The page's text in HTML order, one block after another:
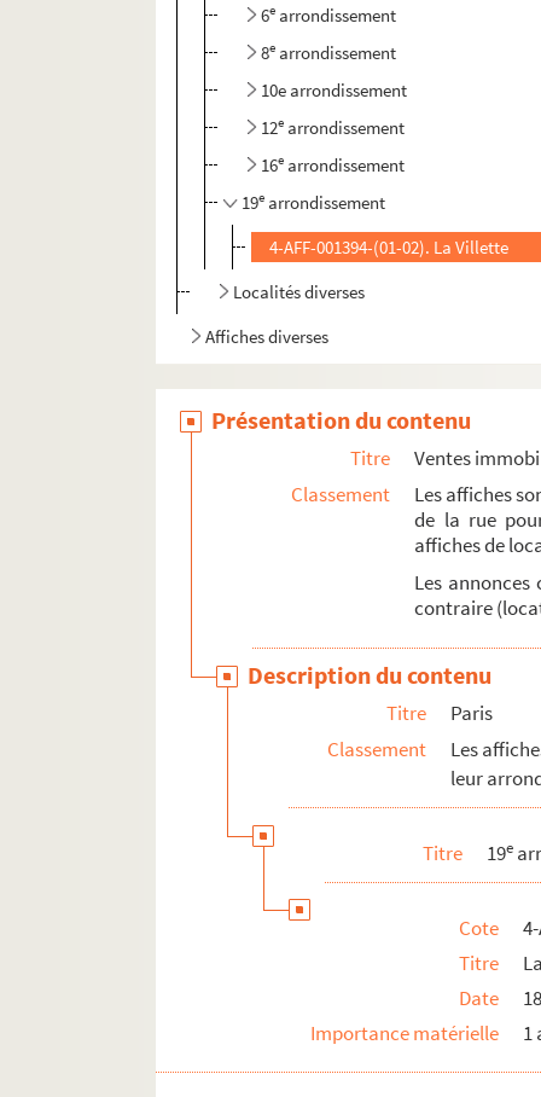
6e arrondissement
8e arrondissement
10e arrondissement
12e arrondissement
16e arrondissement
19e arrondissement
4-AFF-001394-(01-02). La Villette
Localités diverses
Affiches diverses
Présentation du contenu
Titre
Ventes
Classement
Les affiches
de la rue
affiches de
Les
contraire
Description du contenu
Titre
Paris
Classement
Les
leur
Titre 19e
Cote
Titre
Date
Importance matérielle
1